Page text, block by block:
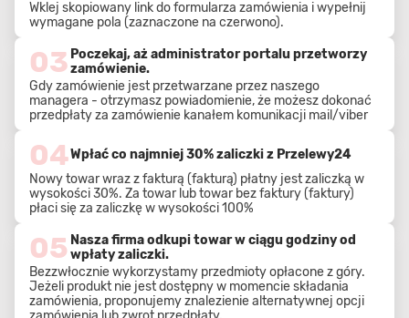
Wklej skopiowany link do formularza zamówienia i wypełnij
wymagane pola (zaznaczone na czerwono).
03 Poczekaj, aż administrator portalu przetworzy
zamówienie.
Gdy zamówienie jest przetwarzane przez naszego
managera - otrzymasz powiadomienie, że możesz dokonać
przedpłaty za zamówienie kanałem komunikacji mail/viber
04Wpłać co najmniej 30% zaliczki z Przelewy24
Nowy towar wraz z fakturą (fakturą) płatny jest zaliczką w
wysokości 30%. Za towar lub towar bez faktury (faktury)
płaci się za zaliczkę w wysokości 100%
05 Nasza firma odkupi towar w ciągu godziny od
wpłaty zaliczki.
Bezzwłocznie wykorzystamy przedmioty opłacone z góry.
Jeżeli produkt nie jest dostępny w momencie składania
zamówienia, proponujemy znalezienie alternatywnej opcji